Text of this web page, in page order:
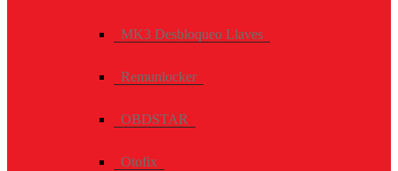
MK3 Desbloqueo Llaves
Remunlocker
OBDSTAR
Otofix